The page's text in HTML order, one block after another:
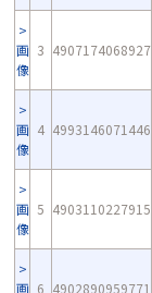
画
像
3 4907174068927
画
像
4 4993146071446
画
像
5 4903110227915
画 6 4902890959771